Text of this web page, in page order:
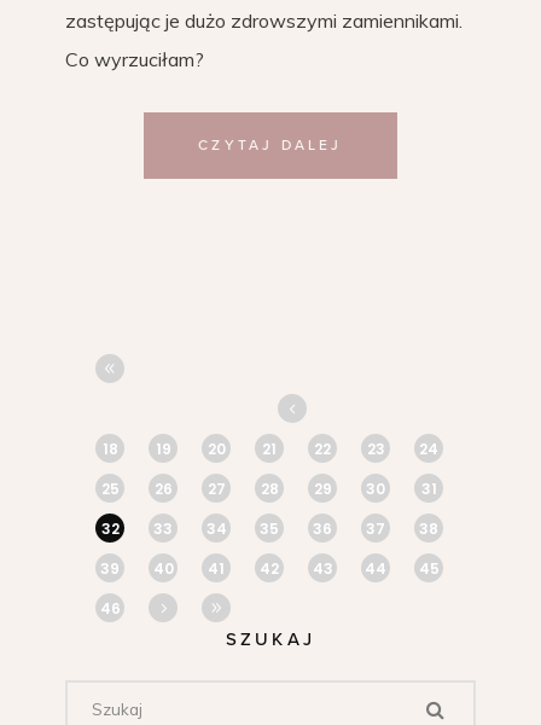
zastępując je dużo zdrowszymi zamiennikami.
Co wyrzuciłam?
CZYTAJ DALEJ
18 19 20 21 22 23
24
25
26 27 28 29 30
31
32
33 34 35 36 37
38
39
40 41 42 43 44
45
46
SZUKAJ